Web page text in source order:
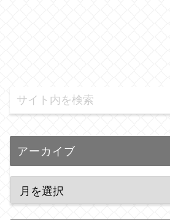
アーカイブ